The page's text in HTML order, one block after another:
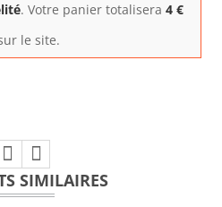
. Votre panier totalisera 4 €
le site.
SIMILAIRES